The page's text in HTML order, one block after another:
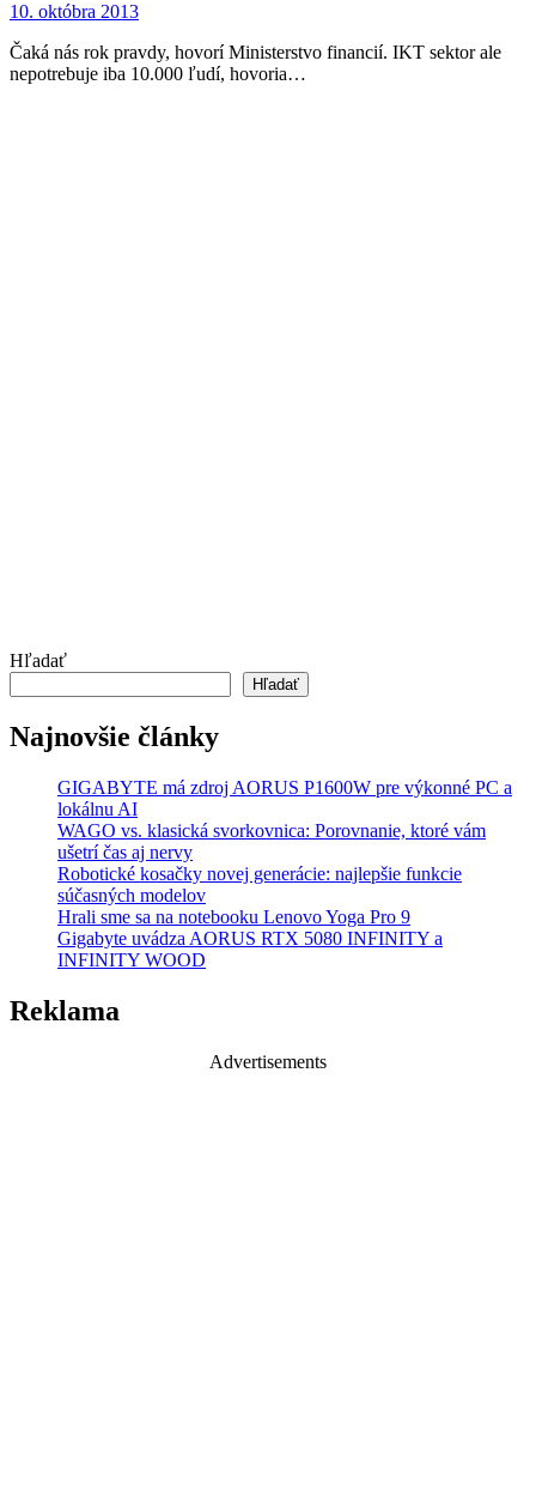
10. októbra 2013
Čaká nás rok pravdy, hovorí Ministerstvo financií. IKT sektor ale
nepotrebuje iba 10.000 ľudí, hovoria…
Hľadať
Hľadať
Najnovšie články
GIGABYTE má zdroj AORUS P1600W pre výkonné PC a
lokálnu AI
WAGO vs. klasická svorkovnica: Porovnanie, ktoré vám
ušetrí čas aj nervy
Robotické kosačky novej generácie: najlepšie funkcie
súčasných modelov
Hrali sme sa na notebooku Lenovo Yoga Pro 9
Gigabyte uvádza AORUS RTX 5080 INFINITY a
INFINITY WOOD
Reklama
Advertisements